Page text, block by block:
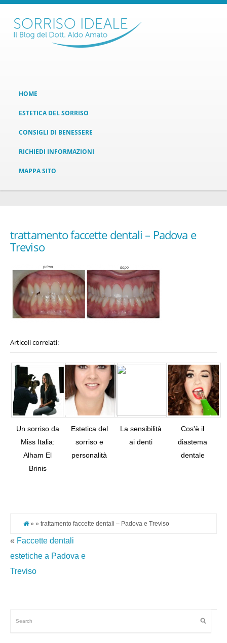
HOME
ESTETICA DEL SORRISO
CONSIGLI DI BENESSERE
RICHIEDI INFORMAZIONI
MAPPA SITO
trattamento faccette dentali – Padova e
Treviso
Articoli correlati:
Un sorriso da
Miss Italia:
Alham El
Brinis
Estetica del
sorriso e
personalità
La sensibilità
ai denti
Cos'è il
diastema
dentale
» » trattamento faccette dentali – Padova e Treviso
« Faccette dentali
estetiche a Padova e
Treviso